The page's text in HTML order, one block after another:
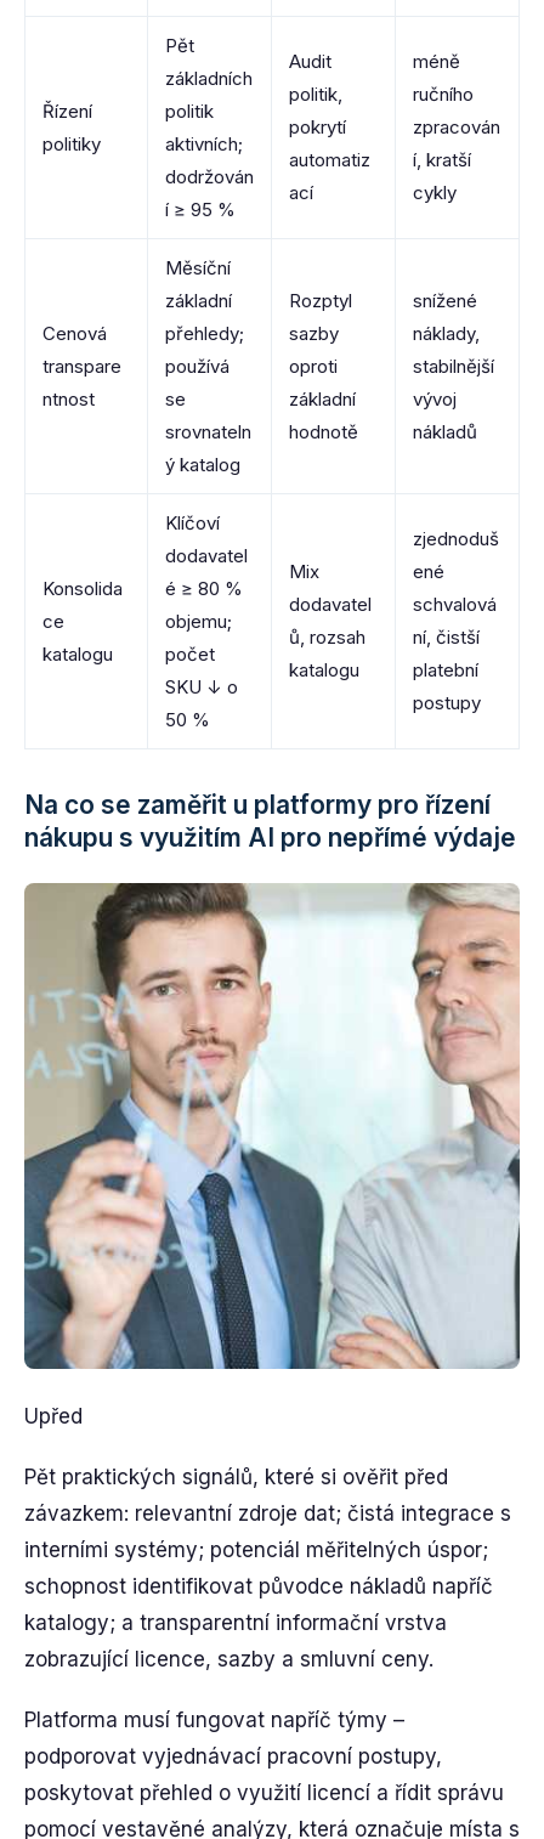
Řízení
politiky
Pět
základních
politik
aktivních;
dodržován
í ≥ 95 %
Audit
politik,
pokrytí
automatiz
ací
méně
ručního
zpracován
í, kratší
cykly
Cenová
transpare
ntnost
Měsíční
základní
přehledy;
používá
se
srovnateln
ý katalog
Rozptyl
sazby
oproti
základní
hodnotě
snížené
náklady,
stabilnější
vývoj
nákladů
Konsolida
ce
katalogu
Klíčoví
dodavatel
é ≥ 80 %
objemu;
počet
SKU ↓ o
50 %
Mix
dodavatel
ů, rozsah
katalogu
zjednoduš
ené
schvalová
ní, čistší
platební
postupy
Na co se zaměřit u platformy pro řízení
nákupu s využitím AI pro nepřímé výdaje
Upřed
Pět praktických signálů, které si ověřit před
závazkem: relevantní zdroje dat; čistá integrace s
interními systémy; potenciál měřitelných úspor;
schopnost identifikovat původce nákladů napříč
katalogy; a transparentní informační vrstva
zobrazující licence, sazby a smluvní ceny.
Platforma musí fungovat napříč týmy –
podporovat vyjednávací pracovní postupy,
poskytovat přehled o využití licencí a řídit správu
pomocí vestavěné analýzy, která označuje místa s